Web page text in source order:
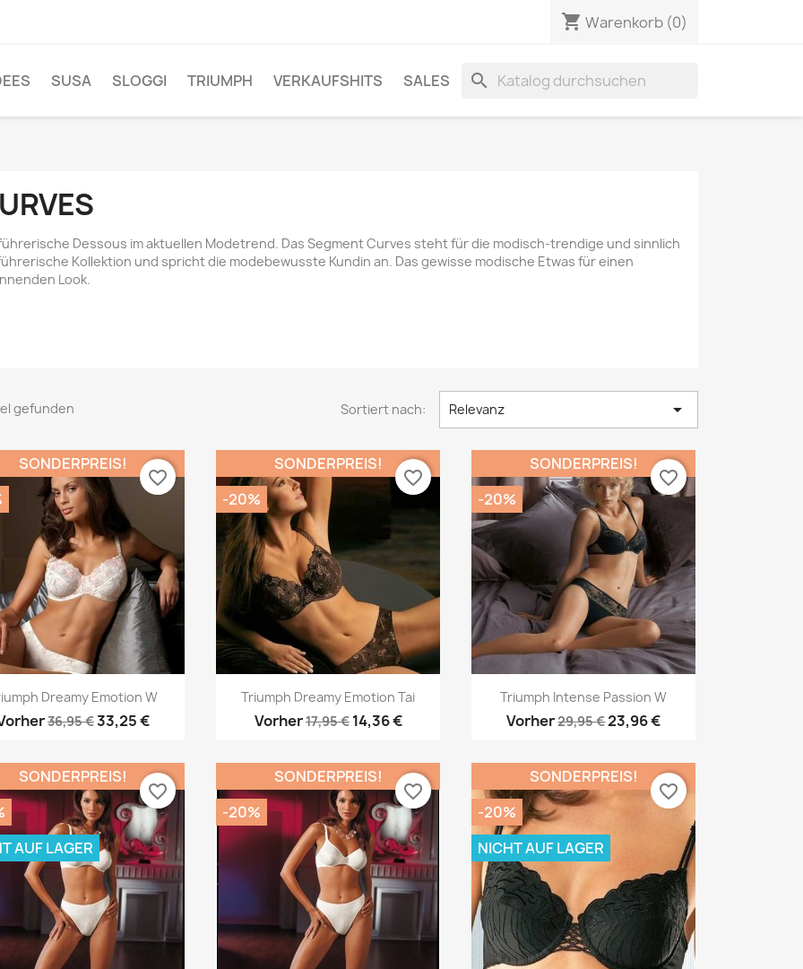
shopping_cart Warenkorb (0)
SUSA SLOGGI TRIUMPH VERKAUFSHITS SALES search
Dessous im aktuellen Modetrend. Das Segment Curves steht für die modisch-trendige und sinnlich
Kollektion und spricht die modebewusste Kundin an. Das gewisse modische Etwas für einen
Look.
gefunden Sortiert nach: Relevanz 
Vorschau
Dreamy Emotion W
36,95 €33,25 €
SONDERPREIS!
favorite_border
Vorschau
Triumph Dreamy Emotion Tai
Vorher17,95 € 14,36 €
SONDERPREIS!
-20%
favorite_border
Vorschau
Triumph Intense Passion W
Vorher29,95 €23,96 €
SONDERPREIS!
-20%
favorite_border
SONDERPREIS!
AUF LAGER
favorite_border
SONDERPREIS!
-20%
favorite_border
SONDERPREIS!
-20%
NICHT AUF LAGER
favorite_border